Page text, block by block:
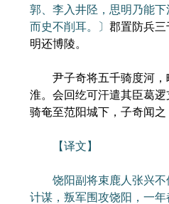
郭、李入井陉，思明乃能
而史不削耳。〕 郡置防兵
明还博陵。
尹子奇将五千骑度河，
淮。会回纥可汗遣其臣葛
骑奄至范阳城下，子奇闻之
【译文】
饶阳副将束鹿人张兴不
计谋，叛军围攻饶阳，一